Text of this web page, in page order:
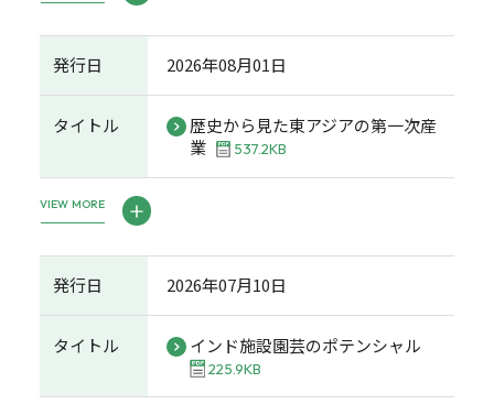
発行日 2026年08月01日
タイトル
歴史から見た東アジアの第一次産
業
537.2KB
VIEW MORE
発行日 2026年07月10日
タイトル インド施設園芸のポテンシャル
225.9KB